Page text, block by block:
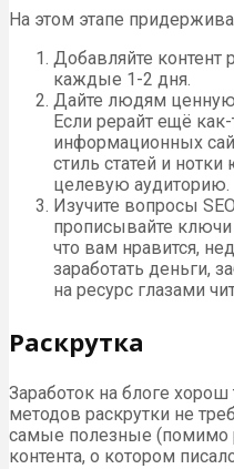
На этом этапе
Добавляйте контент
каждые 1-2 дня.
Дайте людям
Если рерайт ещё
информационных
стиль статей и
целевую аудиторию.
Изучите вопросы
прописывайте ключи
что вам нравится,
заработать деньги,
на ресурс глазами
Раскрутка
Заработок на блоге
методов раскрутки не
самые полезные (помимо
контента, о котором